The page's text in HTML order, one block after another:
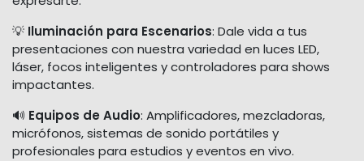
💡 Iluminación para Escenarios: Dale vida a tus
presentaciones con nuestra variedad en luces LED,
láser, focos inteligentes y controladores para shows
impactantes.
🔊 Equipos de Audio: Amplificadores, mezcladoras,
micrófonos, sistemas de sonido portátiles y
profesionales para estudios y eventos en vivo.